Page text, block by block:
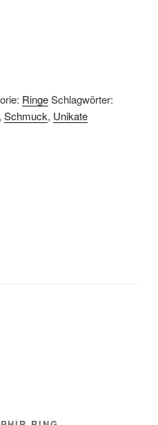
RingeSchlagwörter:
, Schmuck, Unikate